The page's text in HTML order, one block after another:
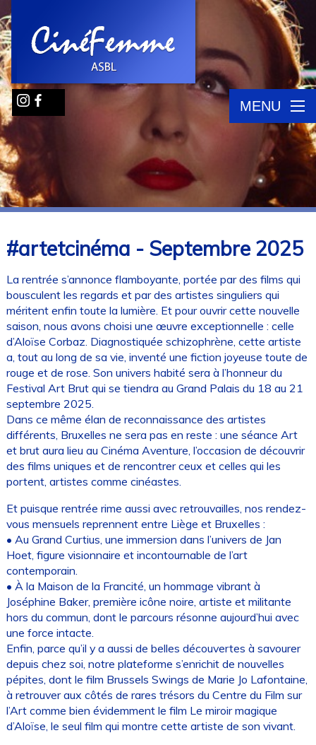
MENU
#artetcinéma - Septembre 2025
La rentrée s’annonce flamboyante, portée par des films qui
bousculent les regards et par des artistes singuliers qui
méritent enfin toute la lumière. Et pour ouvrir cette nouvelle
saison, nous avons choisi une œuvre exceptionnelle : celle
d’Aloïse Corbaz. Diagnostiquée schizophrène, cette artiste
a, tout au long de sa vie, inventé une fiction joyeuse toute de
rouge et de rose. Son univers habité sera à l’honneur du
Festival Art Brut qui se tiendra au Grand Palais du 18 au 21
septembre 2025.
Dans ce même élan de reconnaissance des artistes
différents, Bruxelles ne sera pas en reste : une séance Art
et brut aura lieu au Cinéma Aventure, l’occasion de découvrir
des films uniques et de rencontrer ceux et celles qui les
portent, artistes comme cinéastes.
Et puisque rentrée rime aussi avec retrouvailles, nos rendez-
vous mensuels reprennent entre Liège et Bruxelles :
• Au Grand Curtius, une immersion dans l’univers de Jan
Hoet, figure visionnaire et incontournable de l’art
contemporain.
• À la Maison de la Francité, un hommage vibrant à
Joséphine Baker, première icône noire, artiste et militante
hors du commun, dont le parcours résonne aujourd’hui avec
une force intacte.
Enfin, parce qu’il y a aussi de belles découvertes à savourer
depuis chez soi, notre plateforme s’enrichit de nouvelles
pépites, dont le film Brussels Swings de Marie Jo Lafontaine,
à retrouver aux côtés de rares trésors du Centre du Film sur
l’Art comme bien évidemment le film Le miroir magique
d’Aloïse, le seul film qui montre cette artiste de son vivant.